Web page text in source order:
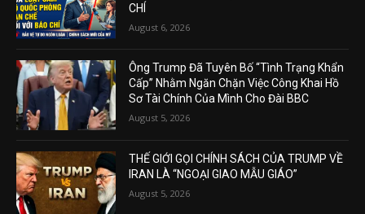
CHÍ
August 6, 2026
Ông Trump Đã Tuyên Bố “Tình Trạng Khẩn
Cấp” Nhằm Ngăn Chặn Việc Công Khai Hồ
Sơ Tài Chính Của Mình Cho Đài BBC
August 5, 2026
THẾ GIỚI GỌI CHÍNH SÁCH CỦA TRUMP VỀ
IRAN LÀ “NGOẠI GIAO MẪU GIÁO”
August 5, 2026